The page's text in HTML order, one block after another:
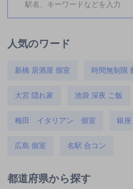
人気のワード
新橋 居酒屋 個室 時間無制限
大宮 隠れ家 池袋 深夜 ご飯
梅田 イタリアン 個室 銀
広島 個室 名駅 合コン
都道府県から探す